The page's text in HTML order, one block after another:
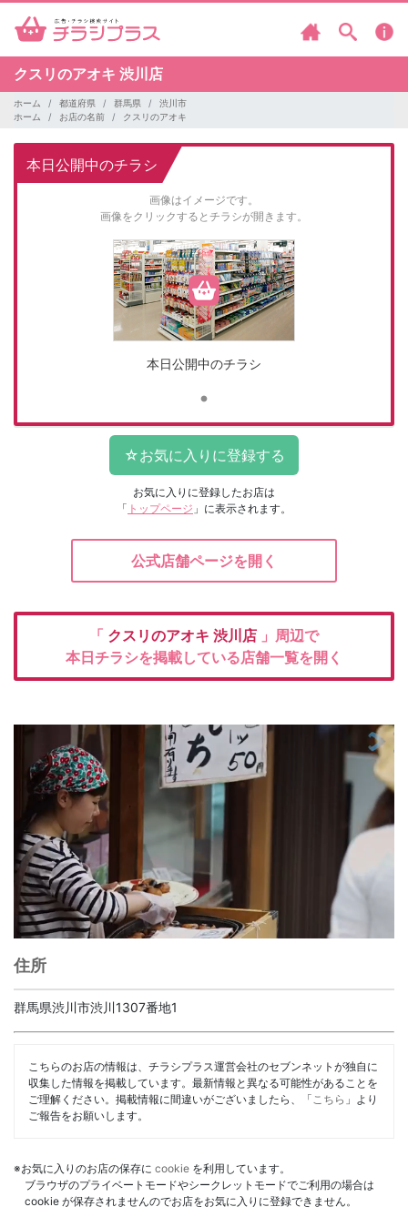
クスリのアオキ 渋川店
ホーム 都道府県 群馬県
渋川市
ホーム
お店の名前 クスリのアオキ
本日公開中のチラシ
画像はイメージです。
画像をクリックするとチラシが開きます。
本日公開中のチラシ
お気に入りに登録したお店は
「 トップページ 」に表示されます。
公式店舗ページを開く
「 クスリのアオキ 渋川店 」周辺で
本日チラシを掲載している店舗一覧を開く
住所
群馬県渋川市渋川1307番地1
こちらのお店の情報は、チラシプラス運営会社のセブンネットが独自に
収集した情報を掲載しています。最新情報と異なる可能性があることを
ご理解ください。掲載情報に間違いがございましたら、「 こちら 」より
ご報告をお願いします。
※お気に入りのお店の保存に cookie を利用しています。
ブラウザのプライベートモードやシークレットモードでご利用の場合は
cookie が保存されませんのでお店をお気に入りに登録できません。